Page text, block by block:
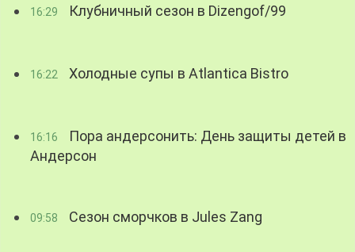
16:29 Клубничный сезон в Dizengof/99
16:22 Холодные супы в Atlantica Bistro
16:16
Пора андерсонить: День защиты детей в
Андерсон
09:58 Сезон сморчков в Jules Zang